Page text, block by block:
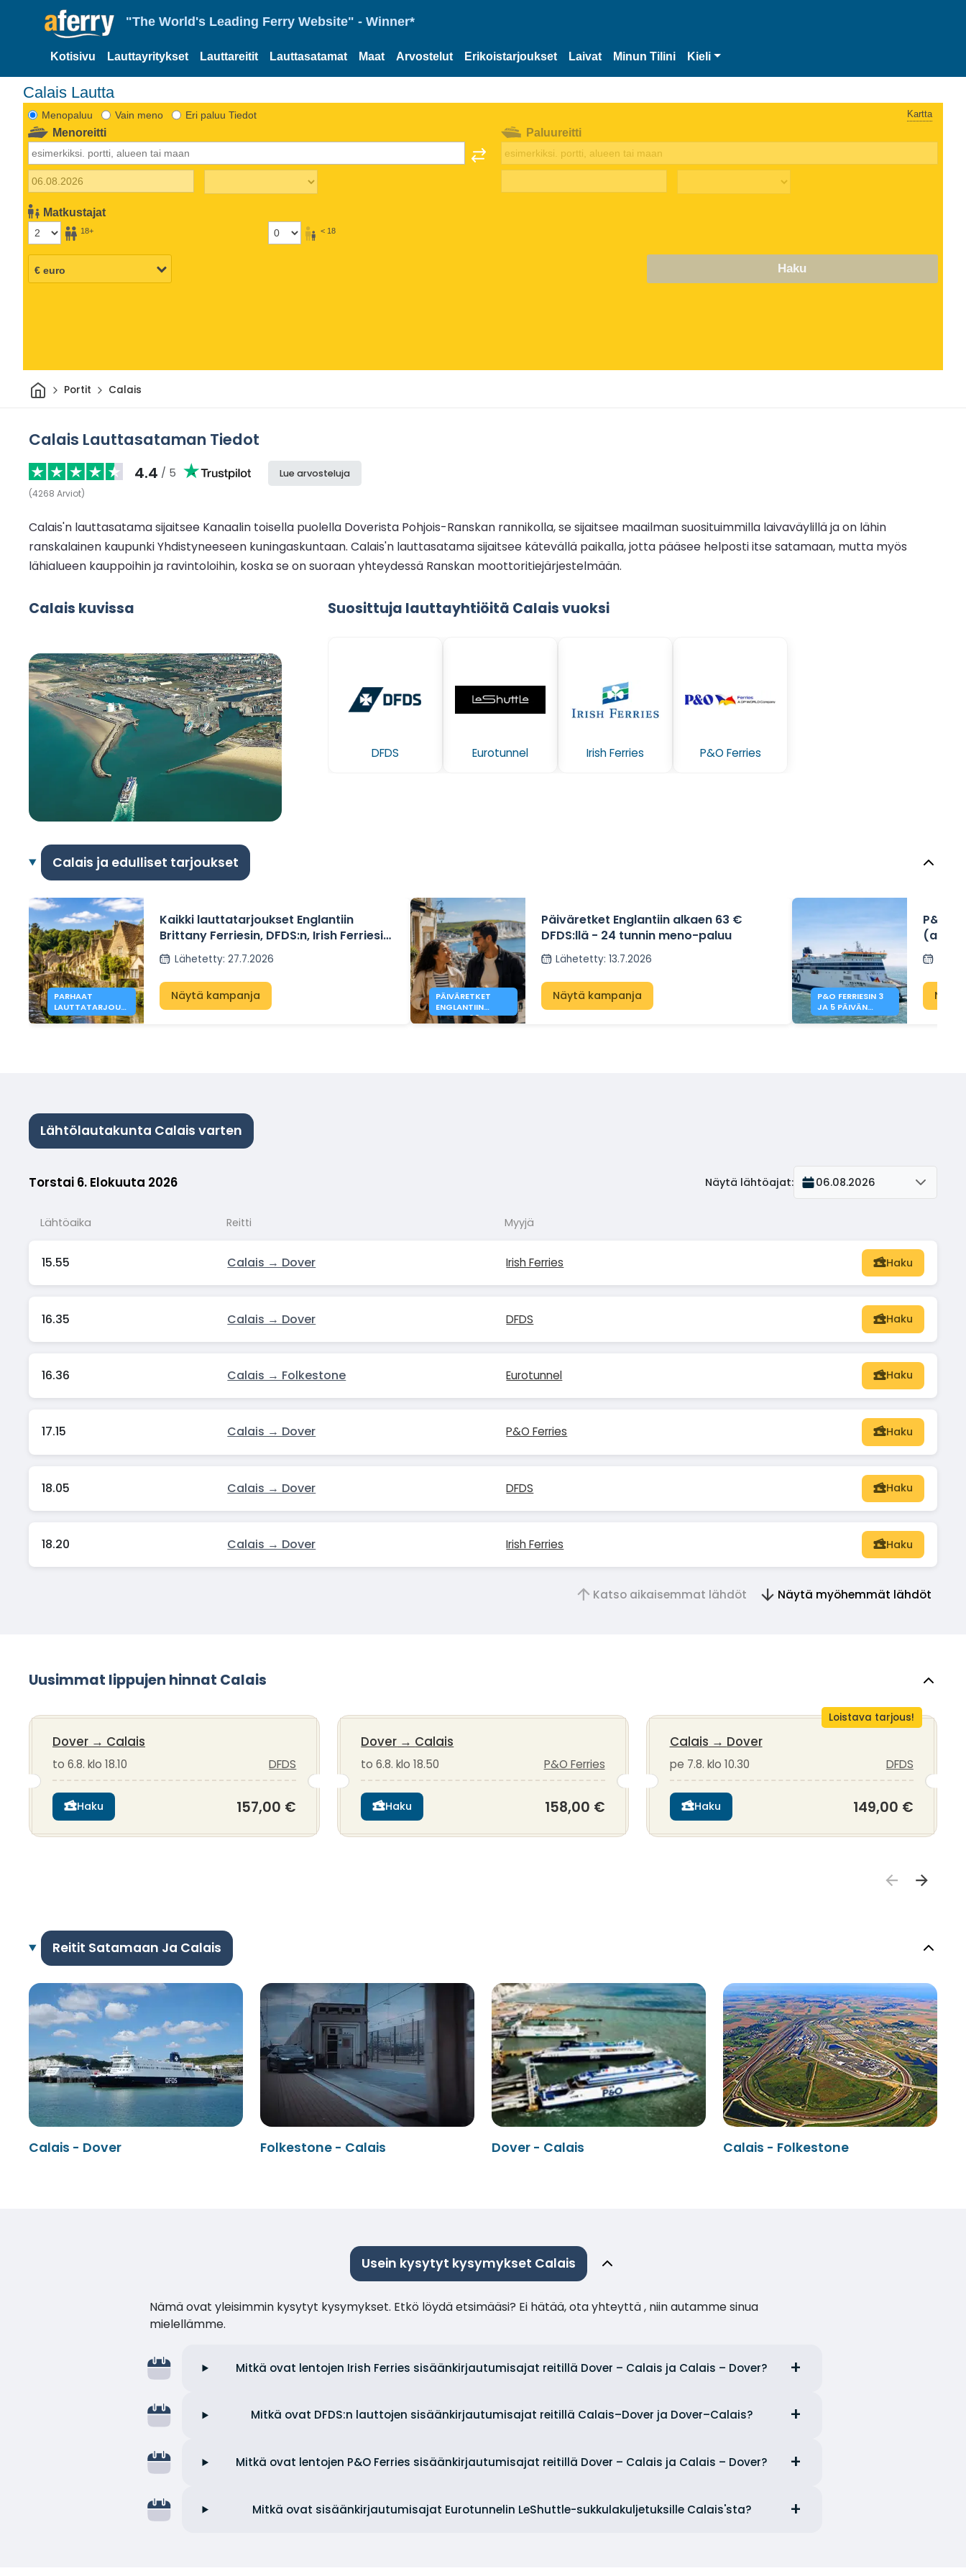
"The World's Leading Ferry Website" - Winner*
Kotisivu Lauttayritykset Lauttareitit Lauttasatamat Maat Arvostelut Erikoistarjoukset Laivat Minun Tilini Kieli
Calais Lautta
Menopaluu Vain meno Eri paluu Tiedot Kartta
Menoreitti
Matkustajat
18+ < 18
Paluureitti
Haku
KotiinPortit Calais
Calais Lauttasataman Tiedot
4.4 / 5
(4268 Arviot)
Lue arvosteluja
Calais'n lauttasatama sijaitsee Kanaalin toisella puolella Doverista Pohjois-Ranskan rannikolla, se sijaitsee maailman suosituimmilla laivaväylillä ja on lähin
ranskalainen kaupunki Yhdistyneeseen kuningaskuntaan. Calais'n lauttasatama sijaitsee kätevällä paikalla, jotta pääsee helposti itse satamaan, mutta myös
lähialueen kauppoihin ja ravintoloihin, koska se on suoraan yhteydessä Ranskan moottoritiejärjestelmään.
Calais kuvissa Suosittuja lauttayhtiöitä Calais vuoksi
DFDS Eurotunnel Irish Ferries P&O Ferries
Calais ja edulliset tarjoukset
PARHAAT
LAUTTATARJOUK
SET ENGLANTIIN
Kaikki lauttatarjoukset Englantiin
Brittany Ferriesin, DFDS:n, Irish Ferriesin
ja P&O Ferriesin kyydissä – alkaen 41 €
Lähetetty: 27.7.2026
Näytä kampanja
PÄIVÄRETKET
ENGLANTIIN
ALKAEN 63 € -
Päiväretket Englantiin alkaen 63 €
DFDS:llä - 24 tunnin meno-paluu
Lähetetty:13.7.2026
Näytä kampanja
P&O FERRIESIN 3
JA 5 PÄIVÄN
ERIKOISTARJOUK
P&O
€) –
Lähtölautakunta Calais varten
Torstai 6. Elokuuta 2026 Näytä lähtöajat: 06.08.2026
Lähtöaika Reitti Myyjä
15.55 Calais → Dover Irish Ferries Haku
16.35 Calais → Dover DFDS Haku
16.36 Calais → Folkestone Eurotunnel Haku
17.15 Calais → Dover P&O Ferries Haku
18.05 Calais → Dover DFDS Haku
18.20 Calais → Dover Irish Ferries Haku
Katso aikaisemmat lähdöt Näytä myöhemmät lähdöt
Uusimmat lippujen hinnat Calais
Dover → Calais
to 6.8. klo 18.10 DFDS
Haku 157,00 €
Dover → Calais
to 6.8. klo 18.50 P&O Ferries
Haku 158,00 €
Loistava tarjous!
Calais → Dover
pe 7.8. klo 10.30 DFDS
Haku 149,00 €
Reitit Satamaan Ja Calais
Calais - Dover Folkestone - Calais Dover - Calais Calais - Folkestone
Usein kysytyt kysymykset Calais
Nämä ovat yleisimmin kysytyt kysymykset. Etkö löydä etsimääsi? Ei hätää, ota yhteyttä , niin autamme sinua
mielellämme.
Mitkä ovat lentojen Irish Ferries sisäänkirjautumisajat reitillä Dover – Calais ja Calais – Dover?
Mitkä ovat DFDS:n lauttojen sisäänkirjautumisajat reitillä Calais–Dover ja Dover–Calais?
Mitkä ovat lentojen P&O Ferries sisäänkirjautumisajat reitillä Dover – Calais ja Calais – Dover?
Mitkä ovat sisäänkirjautumisajat Eurotunnelin LeShuttle-sukkulakuljetuksille Calais'sta?